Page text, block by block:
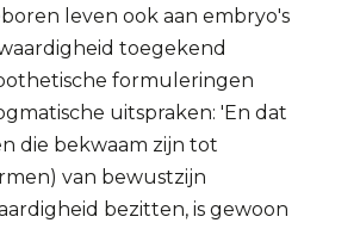
leven ook aan embryo's
toegekend
formuleringen
uitspraken: 'En dat
die bekwaam zijn tot
van bewustzijn
bezitten, is gewoon